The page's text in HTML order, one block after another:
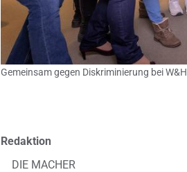
Gemeinsam gegen Diskriminierung bei W&H
Redaktion
DIE MACHER